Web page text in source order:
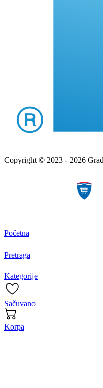
Copyright © 2023 - 2026
Početna
Pretraga
Kategorije
Sačuvano
Korpa